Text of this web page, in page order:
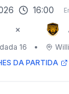
16:00
×
16 •
DA PARTIDA